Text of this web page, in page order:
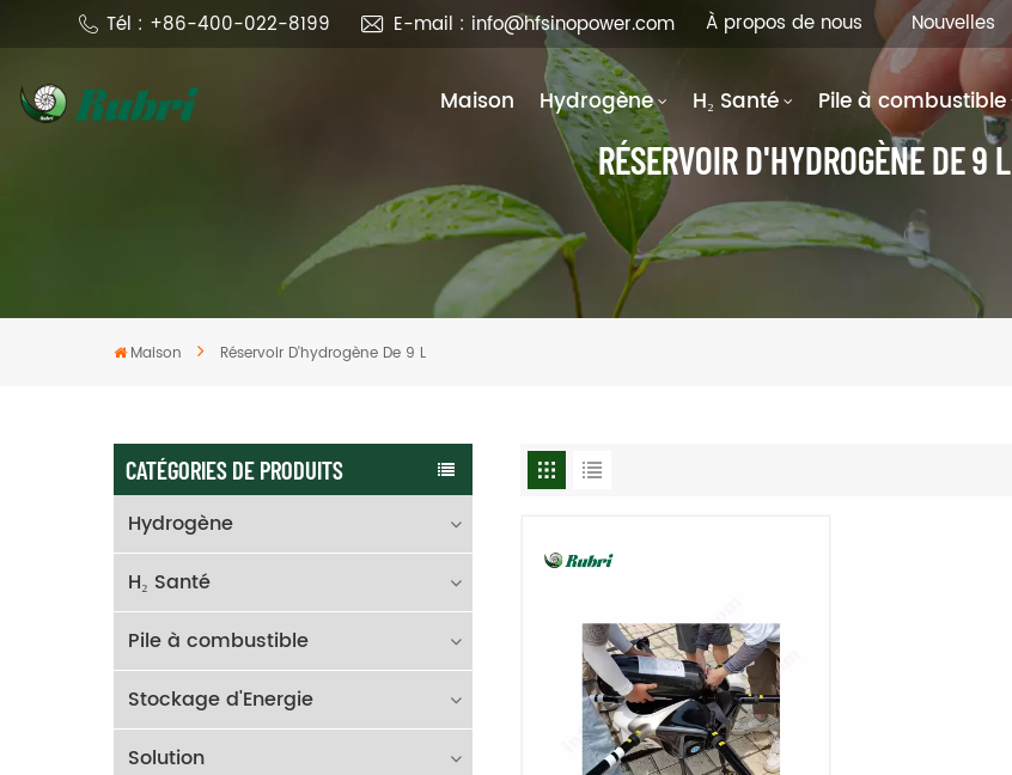
Tél : +86-400-022-8199 E-mail : info@hfsinopower.com À propos de nous Nouvelles
Maison Hydrogène H₂ Santé Pile à combustible
RÉSERVOIR D'HYDROGÈNE DE 9 L
Maison Réservoir D'hydrogène De 9 L
CATÉGORIES DE PRODUITS
Hydrogène
H₂ Santé
Pile à combustible
Stockage d'Energie
Solution